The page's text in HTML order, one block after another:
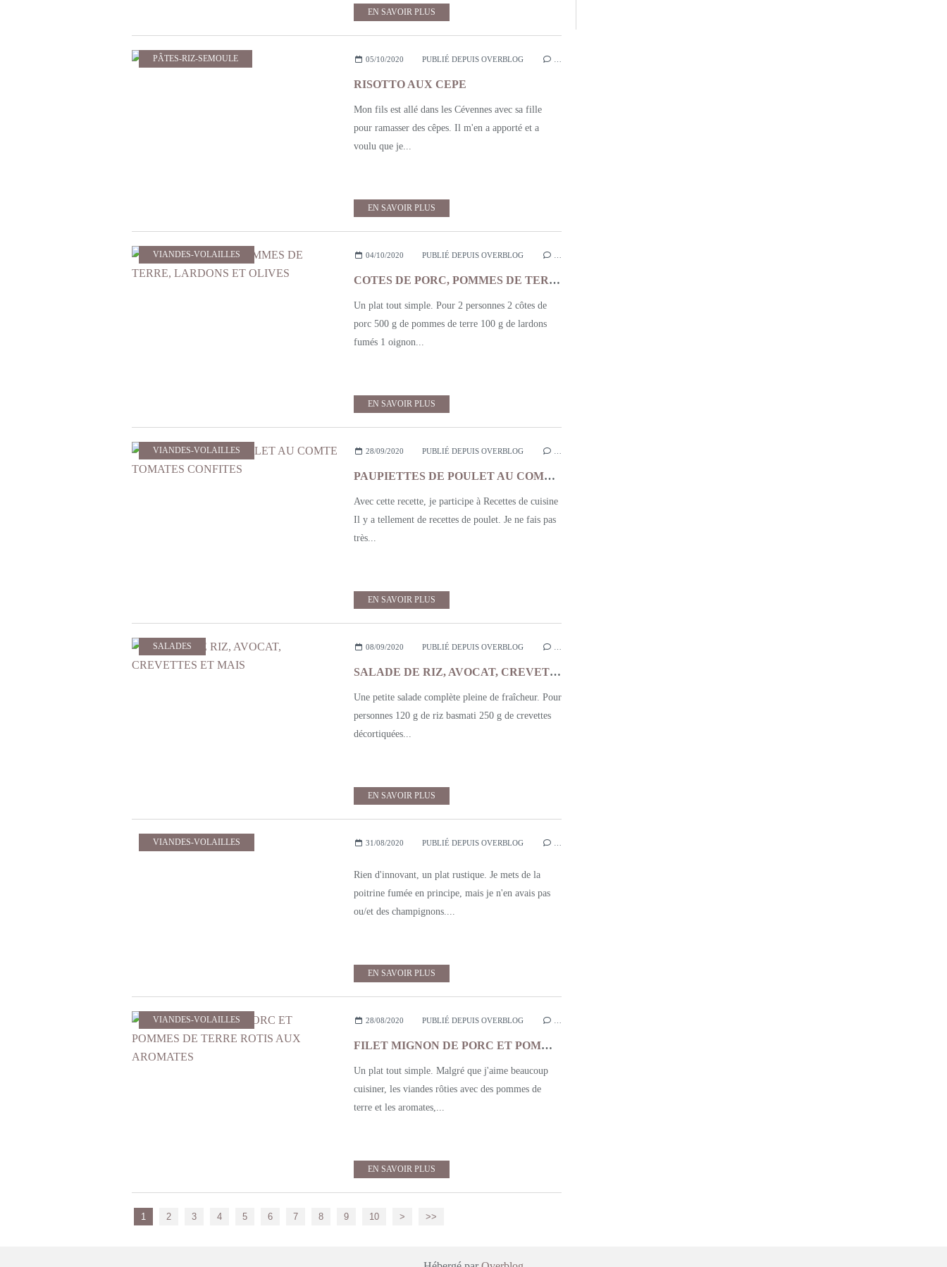
EN SAVOIR PLUS
PÂTES-RIZ-SEMOULE 05/10/2020 PUBLIÉ DEPUIS OVERBLOG
RISOTTO AUX CEPE
Mon fils est allé dans les Cévennes avec sa fille
pour ramasser des cêpes. Il m'en a apporté et a
voulu que je...
EN SAVOIR PLUS
VIANDES-VOLAILLES 04/10/2020 PUBLIÉ DEPUIS OVERBLOG
COTES DE PORC, POMMES DE TERRE, LARDONS ET OLIVES
Un plat tout simple. Pour 2 personnes 2 côtes de
porc 500 g de pommes de terre 100 g de lardons
fumés 1 oignon...
EN SAVOIR PLUS
VIANDES-VOLAILLES 28/09/2020 PUBLIÉ DEPUIS OVERBLOG
PAUPIETTES DE POULET AU COMTE TOMATES CONFITES
Avec cette recette, je participe à Recettes de cuisine
Il y a tellement de recettes de poulet. Je ne fais pas
très...
EN SAVOIR PLUS
SALADES 08/09/2020 PUBLIÉ DEPUIS OVERBLOG
SALADE DE RIZ, AVOCAT, CREVETTES ET MAIS
Une petite salade complète pleine de fraîcheur. Pour
personnes 120 g de riz basmati 250 g de crevettes
décortiquées...
EN SAVOIR PLUS
VIANDES-VOLAILLES 31/08/2020 PUBLIÉ DEPUIS OVERBLOG
Rien d'innovant, un plat rustique. Je mets de la
poitrine fumée en principe, mais je n'en avais pas
ou/et des champignons....
EN SAVOIR PLUS
VIANDES-VOLAILLES 28/08/2020 PUBLIÉ DEPUIS OVERBLOG
FILET MIGNON DE PORC ET POMMES DE TERRE ROTIS AUX AROMATES
Un plat tout simple. Malgré que j'aime beaucoup
cuisiner, les viandes rôties avec des pommes de
terre et les aromates,...
EN SAVOIR PLUS
1 2 3 4 5 6 7 8 9 10 20
30
> >>